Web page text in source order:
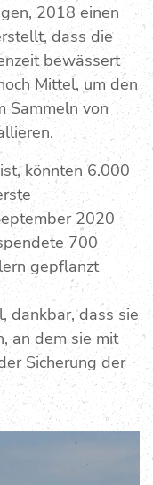
2018 einen
dass die
bewässert
Mittel, um den
Sammeln von
könnten 6.000
2020
700
gepflanzt
dankbar, dass sie
an dem sie mit
Sicherung der